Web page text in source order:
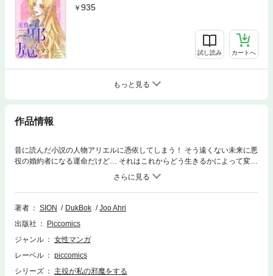
935
試し読み カートへ
もっと見る
作品情報
昔に読んだ小説の人物アリエルに憑依してしまう！ そう遠くない未来に悪
役の婚約者になる運命だけど… それはこれからどう生きるかによって変わ
るものでしょう？ 「理想のタイプは身長190センチ、イケメンでお金持
ち、爵位は伯爵以上で年をとっても太らない男性！」 ところがどっこい旦
那候補を見つける前に主人公である幼い皇子ジークフリートの命を助けて
しまい、順調だった人生計画はその日を境に狂い始めることに！？
著者 SION DukBok
Joo Ahri
出版社
Piccomics
ジャンル
女性マンガ
レーベル
piccomics
シリーズ
主役が私の邪魔をする